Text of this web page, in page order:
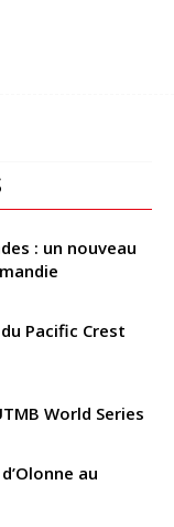
: un nouveau
Pacific Crest
World Series
au